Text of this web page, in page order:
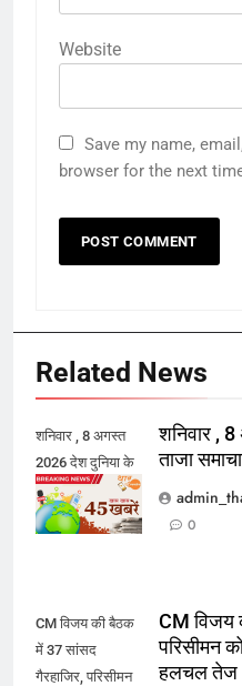
Website
Save my name,
browser for the next
Related News
शनिवार , 8 अगस्त
2026 देश दुनिया के
45 ताजा समाचार
शनिवार ,
ताजा
0
CM विजय की बैठक
में 37 सांसद
गैरहाजिर, परिसीमन
CM विजय
परिसीमन
हलचल तेज